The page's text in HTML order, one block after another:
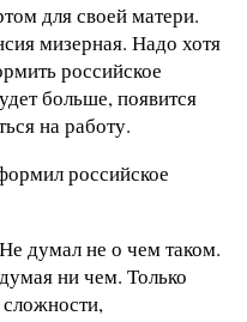
для своей матери.
мизерная. Надо хотя
российское
больше, появится
на работу.
российское
думал не о чем таком.
ни чем. Только
сложности,